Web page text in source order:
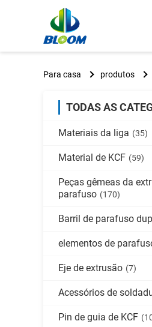
Para casa produtos
TODAS AS
Materiais da liga (35)
Material de KCF (59)
Peças gêmeas da
parafuso (170)
Barril de parafuso
elementos de
Eje de extrusão (7)
Acessórios de
Pin de guia de KCF